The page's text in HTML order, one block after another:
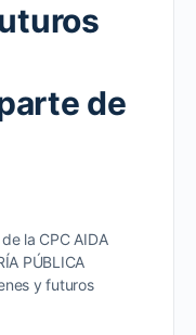
de
la CPC AIDA
PÚBLICA
y futuros